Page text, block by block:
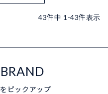
43件中 1 -43件表示
ピックアップ